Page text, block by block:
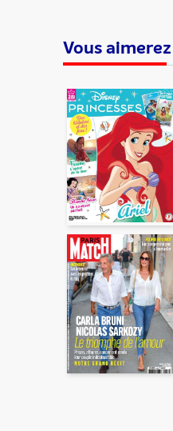
Vous certifiez également ne
Votre adresse email et celle
pour cet envoi à la suite
notre rubrique "Données
Vous